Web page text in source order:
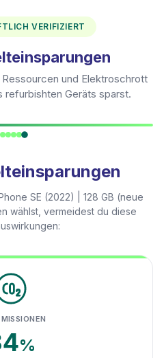
VERIFIZIERT
Ressourcen und Elektroschrott
refurbishten Geräts sparst.
SE (2022) | 128 GB (neue
wählst, vermeidest du diese
%